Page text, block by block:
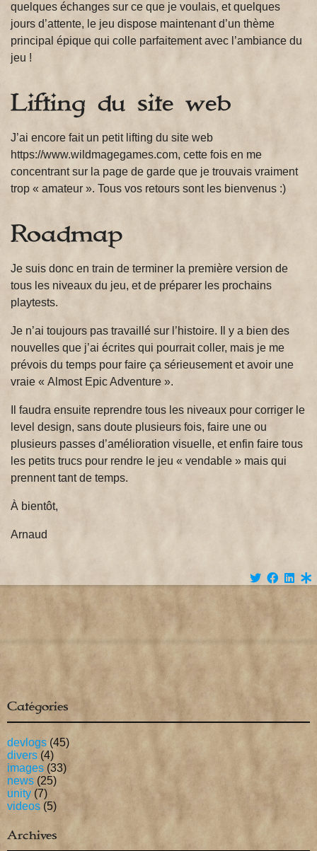
quelques échanges sur ce que je voulais, et quelques
jours d’attente, le jeu dispose maintenant d’un thème
principal épique qui colle parfaitement avec l’ambiance du
jeu !
Lifting du site web
J’ai encore fait un petit lifting du site web
https://www.wildmagegames.com, cette fois en me
concentrant sur la page de garde que je trouvais vraiment
trop « amateur ». Tous vos retours sont les bienvenus :)
Roadmap
Je suis donc en train de terminer la première version de
tous les niveaux du jeu, et de préparer les prochains
playtests.
Je n’ai toujours pas travaillé sur l’histoire. Il y a bien des
nouvelles que j’ai écrites qui pourrait coller, mais je me
prévois du temps pour faire ça sérieusement et avoir une
vraie « Almost Epic Adventure ».
Il faudra ensuite reprendre tous les niveaux pour corriger le
level design, sans doute plusieurs fois, faire une ou
plusieurs passes d’amélioration visuelle, et enfin faire tous
les petits trucs pour rendre le jeu « vendable » mais qui
prennent tant de temps.
À bientôt,
Arnaud
Catégories
devlogs (45)
divers (4)
images (33)
news (25)
unity (7)
videos (5)
Archives